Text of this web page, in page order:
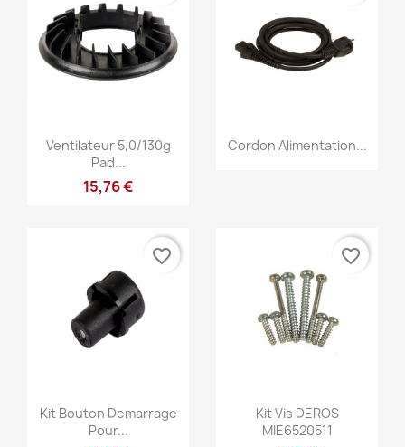
Anteprima
Ventilateur 5,0/130g
Pad...
15,76 €
Anteprima
Cordon Alimentation...
Anteprima
Kit Bouton Demarrage
Pour...
favorite_border
Anteprima
Kit Vis DEROS
MIE6520511
favorite_border